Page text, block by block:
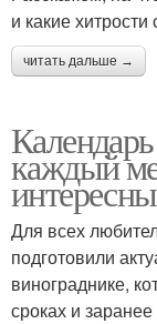
и какие
читать дальше →
каждый
Для всех
подготовили
винограднике,
сроках и